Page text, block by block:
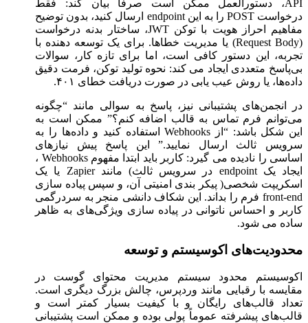
API، دستورالعمل ممکن است صرفاً بیان کند: فقط
درخواست POST را به این endpoint ارسال کنید، بدون توضیح
مفاهیم احراز هویت با توکن JWT، ساختار بدنه درخواست
(Request Body) یا مدیریت خطاها. برای یک توسعه ‌دهنده با
تجربه، این دستور کافی است، اما برای تازه ‌کار، سوالات
بی‌پاسخ متعددی ایجاد می ‌کند: نحوه تولید توکن، فرمت دقیق
داده‌ها، یا روش عیب ‌یابی در صورت دریافت خطای ۴۰۱.
در انجمن‌های پشتیبانی نیز، پاسخ به سوالی مانند “چگونه
می‌توانم فرم تماس به قالب اضافه کنم؟” ممکن است به
این شکل باشد: “از Webhooks استفاده کنید و داده‌ها را به
سرویس ثالث ارسال نمایید.” این پاسخ پیش ‌نیازهای
اساسی را نادیده می ‌گیرد: کاربر باید ابتدا مفهوم Webhooks ،
ایجاد یک endpoint در سرویس ثالث) مانند Zapier یا یک
اسکریپت شخصی( پیکر بندی امنیتی آن، و سپس پیاده ‌سازی
front-end فرم را بداند. این شکاف دانشی منجر به سردرگمی
کاربر و احساس ناتوانی در پیاده ‌سازی ویژگی‌های به ظاهر
ساده می‌ شود.
محدودیت‌های اکوسیستم و توسعه
اکوسیستم محدود سیستم مدیریت محتوای گوست در
مقایسه با رقبایی مانند وردپرس، چالش بزرگ دیگری است.
تعداد قالب‌های رایگان و با کیفیت بسیار کمتر است و
قالب‌های پیشرفته عموماً پولی بوده و ممکن است پشتیبانی